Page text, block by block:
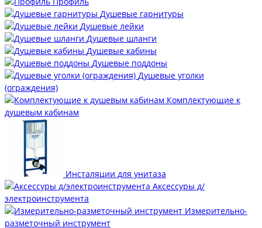
Душевые гарнитуры
Душевые лейки
Душевые шланги
Душевые кабины
Душевые поддоны
Душевые уголки
(ограждения)
Комплектующие к
душевым кабинам
Инсталяции для унитаза
Аксессуры д/
электроинструмента
Измерительно-
разметочный инструмент